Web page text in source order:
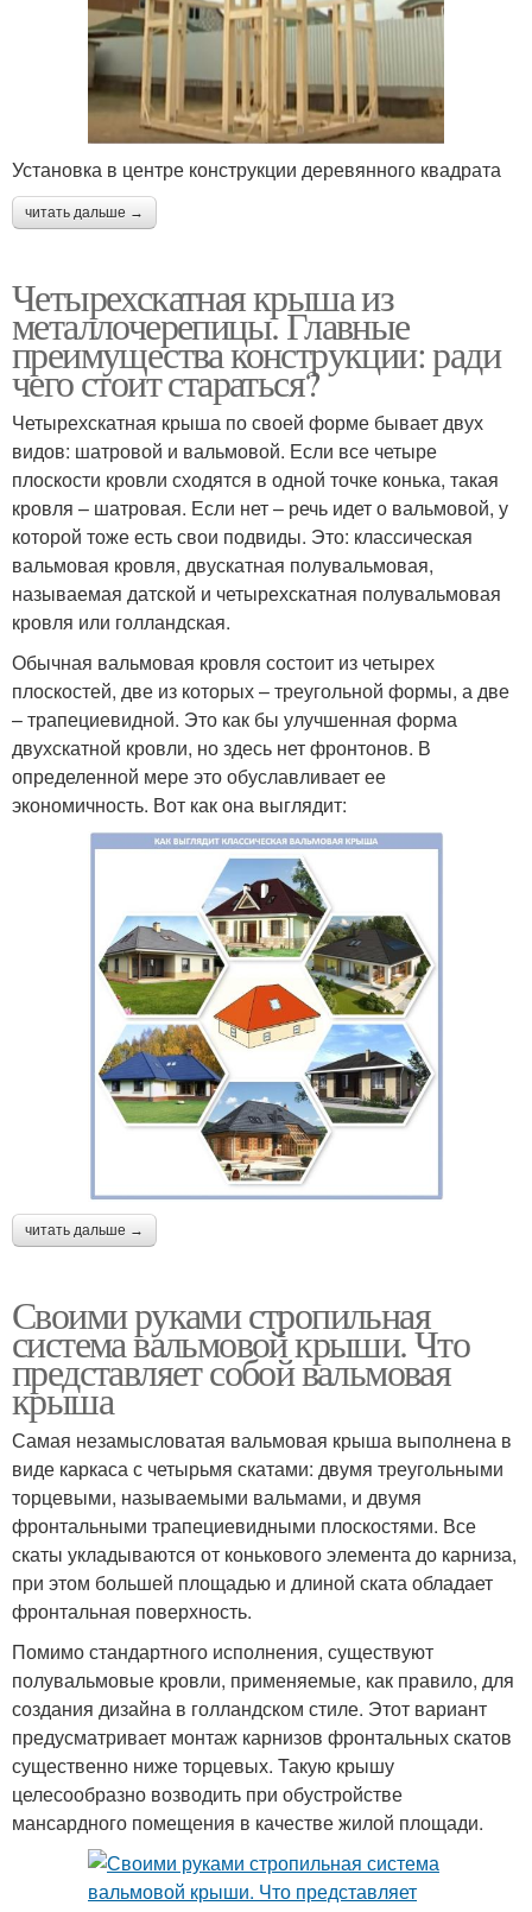
Установка в центре конструкции деревянного квадрата
читать дальше →
Четырехскатная крыша из
металлочерепицы. Главные
преимущества конструкции: ради
чего стоит стараться?
Четырехскатная крыша по своей форме бывает двух
видов: шатровой и вальмовой. Если все четыре
плоскости кровли сходятся в одной точке конька, такая
кровля – шатровая. Если нет – речь идет о вальмовой, у
которой тоже есть свои подвиды. Это: классическая
вальмовая кровля, двускатная полувальмовая,
называемая датской и четырехскатная полувальмовая
кровля или голландская.
Обычная вальмовая кровля состоит из четырех
плоскостей, две из которых – треугольной формы, а две
– трапециевидной. Это как бы улучшенная форма
двухскатной кровли, но здесь нет фронтонов. В
определенной мере это обуславливает ее
экономичность. Вот как она выглядит:
читать дальше →
Своими руками стропильная
система вальмовой крыши. Что
представляет собой вальмовая
крыша
Самая незамысловатая вальмовая крыша выполнена в
виде каркаса с четырьмя скатами: двумя треугольными
торцевыми, называемыми вальмами, и двумя
фронтальными трапециевидными плоскостями. Все
скаты укладываются от конькового элемента до карниза,
при этом большей площадью и длиной ската обладает
фронтальная поверхность.
Помимо стандартного исполнения, существуют
полувальмовые кровли, применяемые, как правило, для
создания дизайна в голландском стиле. Этот вариант
предусматривает монтаж карнизов фронтальных скатов
существенно ниже торцевых. Такую крышу
целесообразно возводить при обустройстве
мансардного помещения в качестве жилой площади.